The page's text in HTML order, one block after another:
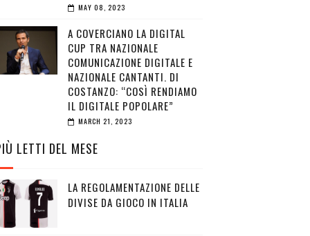
MAY 08, 2023
A COVERCIANO LA DIGITAL
CUP TRA NAZIONALE
COMUNICAZIONE DIGITALE E
NAZIONALE CANTANTI. DI
COSTANZO: “COSÌ RENDIAMO
IL DIGITALE POPOLARE”
MARCH 21, 2023
LETTI DEL MESE
LA REGOLAMENTAZIONE DELLE
DIVISE DA GIOCO IN ITALIA